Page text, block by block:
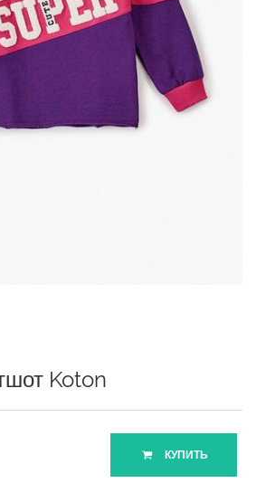
Koton
КУПИТЬ